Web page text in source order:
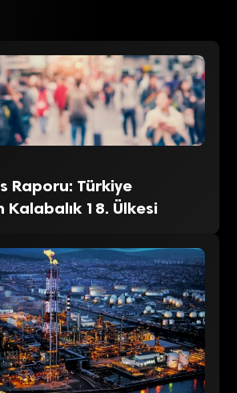
Raporu: Türkiye
Kalabalık 18. Ülkesi